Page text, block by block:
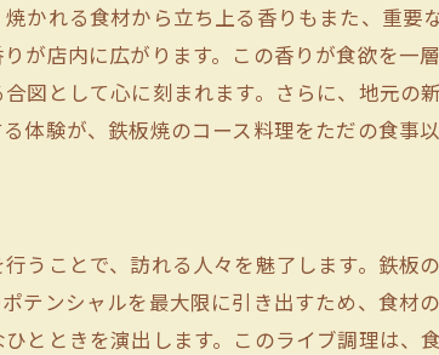
海の幸が持つ豊かな風味
節の移ろいを感じる旬の野菜
地直送の食材で提供する安心感
板焼きで引き出す野菜の甘み
節ごとの野菜が主役の一皿
かれる食材から立ち上る香りもまた、重要
が店内に広がります。この香りが食欲を一
図として心に刻まれます。さらに、地元の
体験が、鉄板焼のコース料理をただの食事
うことで、訪れる人々を魅了します。鉄板
テンシャルを最大限に引き出すため、食材
とときを演出します。このライブ調理は、